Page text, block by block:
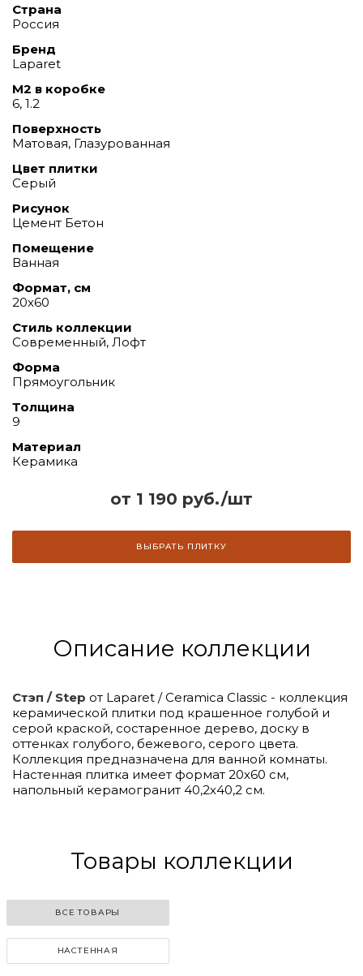
от 1 190 руб./шт
ВЫБРАТЬ ПЛИТКУ
Страна
Россия
Бренд
Laparet
М2 в коробке
6, 1.2
Поверхность
Матовая, Глазурованная
Цвет плитки
Серый
Рисунок
Цемент Бетон
Помещение
Ванная
Формат, см
20х60
Стиль коллекции
Современный, Лофт
Форма
Прямоугольник
Толщина
9
Материал
Керамика
Описание коллекции
Стэп / Step от Laparet / Ceramica Classic - коллекция
керамической плитки под крашенное голубой и
серой краской, состаренное дерево, доску в
оттенках голубого, бежевого, серого цвета.
Коллекция предназначена для ванной комнаты.
Настенная плитка имеет формат 20х60 см,
напольный керамогранит 40,2х40,2 см.
Click to
Товары коллекции
ВСЕ ТОВАРЫ
НАСТЕННАЯ